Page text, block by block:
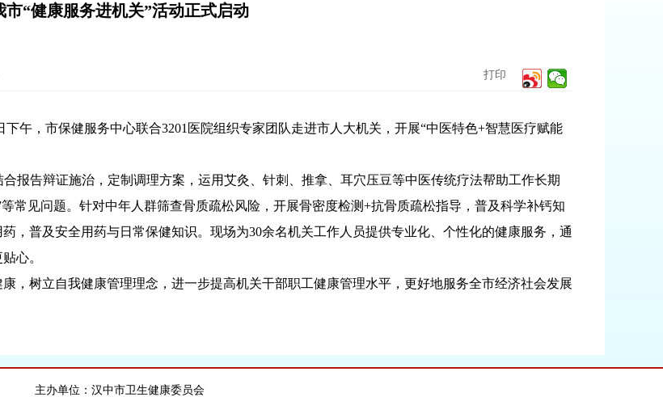
市“健康服务进机关”活动正式启动
打印
下午，市保健服务中心联合3201医院组织专家团队走进市人大机关，开展“中医特色+智慧医疗赋能
报告辩证施治，定制调理方案，运用艾灸、针刺、推拿、耳穴压豆等中医传统疗法帮助工作长期
常见问题。针对中年人群筛查骨质疏松风险，开展骨密度检测+抗骨质疏松指导，普及科学补钙知
，普及安全用药与日常保健知识。现场为30余名机关工作人员提供专业化、个性化的健康服务，通
心。
，树立自我健康管理理念，进一步提高机关干部职工健康管理水平，更好地服务全市经济社会发展
主办单位：汉中市卫生健康委员会